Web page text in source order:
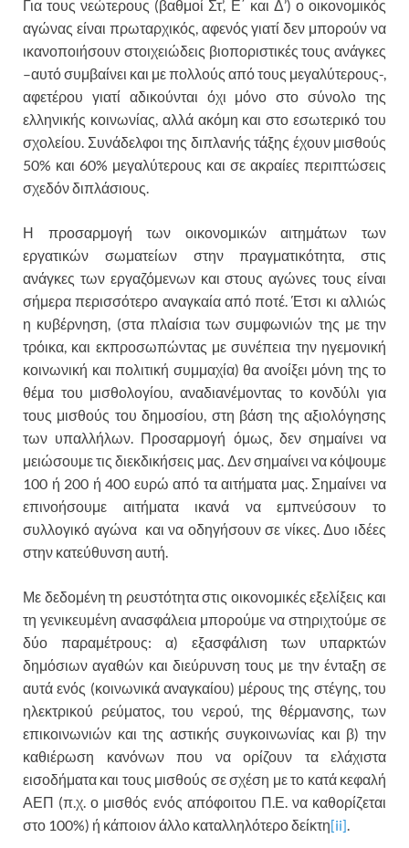
Για τους νεώτερους (βαθμοί Στ’, Ε΄ και Δ’) ο οικονομικός
αγώνας είναι πρωταρχικός, αφενός γιατί δεν μπορούν να
ικανοποιήσουν στοιχειώδεις βιοποριστικές τους ανάγκες
–αυτό συμβαίνει και με πολλούς από τους μεγαλύτερους-,
αφετέρου γιατί αδικούνται όχι μόνο στο σύνολο της
ελληνικής κοινωνίας, αλλά ακόμη και στο εσωτερικό του
σχολείου. Συνάδελφοι της διπλανής τάξης έχουν μισθούς
50% και 60% μεγαλύτερους και σε ακραίες περιπτώσεις
σχεδόν διπλάσιους.
Η προσαρμογή των οικονομικών αιτημάτων των
εργατικών σωματείων στην πραγματικότητα, στις
ανάγκες των εργαζόμενων και στους αγώνες τους είναι
σήμερα περισσότερο αναγκαία από ποτέ. Έτσι κι αλλιώς
η κυβέρνηση, (στα πλαίσια των συμφωνιών της με την
τρόικα, και εκπροσωπώντας με συνέπεια την ηγεμονική
κοινωνική και πολιτική συμμαχία) θα ανοίξει μόνη της το
θέμα του μισθολογίου, αναδιανέμοντας το κονδύλι για
τους μισθούς του δημοσίου, στη βάση της αξιολόγησης
των υπαλλήλων. Προσαρμογή όμως, δεν σημαίνει να
μειώσουμε τις διεκδικήσεις μας. Δεν σημαίνει να κόψουμε
100 ή 200 ή 400 ευρώ από τα αιτήματα μας. Σημαίνει να
επινοήσουμε αιτήματα ικανά να εμπνεύσουν το
συλλογικό αγώνα και να οδηγήσουν σε νίκες. Δυο ιδέες
στην κατεύθυνση αυτή.
Με δεδομένη τη ρευστότητα στις οικονομικές εξελίξεις και
τη γενικευμένη ανασφάλεια μπορούμε να στηριχτούμε σε
δύο παραμέτρους: α) εξασφάλιση των υπαρκτών
δημόσιων αγαθών και διεύρυνση τους με την ένταξη σε
αυτά ενός (κοινωνικά αναγκαίου) μέρους της στέγης, του
ηλεκτρικού ρεύματος, του νερού, της θέρμανσης, των
επικοινωνιών και της αστικής συγκοινωνίας και β) την
καθιέρωση κανόνων που να ορίζουν τα ελάχιστα
εισοδήματα και τους μισθούς σε σχέση με το κατά κεφαλή
ΑΕΠ (π.χ. ο μισθός ενός απόφοιτου Π.Ε. να καθορίζεται
στο 100%) ή κάποιον άλλο καταλληλότερο δείκτη[ii].